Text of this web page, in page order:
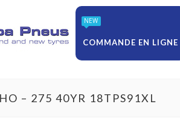
NEW
COMMANDE EN LIGNE
– 275 40YR 18TPS91XL